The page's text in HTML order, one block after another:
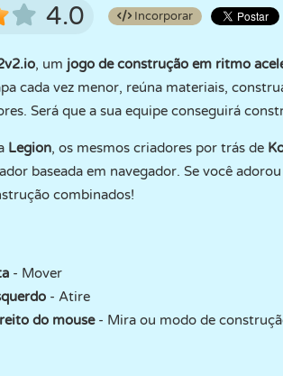
4.0 Incorporar
, um jogo de construção em ritmo
cada vez menor, reúna materiais,
Será que a sua equipe conseguirá
Legion, os mesmos criadores por trás de
baseada em navegador. Se você
combinados!
- Mover
- Atire
do mouse - Mira ou modo de